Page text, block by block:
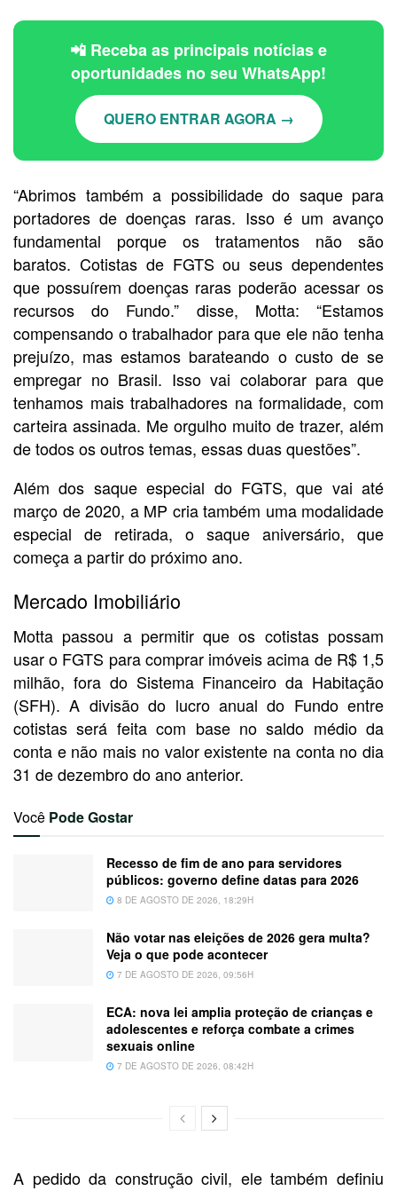
📲 Receba as principais notícias e
oportunidades no seu WhatsApp!
QUERO ENTRAR AGORA →
“Abrimos também a possibilidade do saque para
portadores de doenças raras. Isso é um avanço
fundamental porque os tratamentos não são
baratos. Cotistas de FGTS ou seus dependentes
que possuírem doenças raras poderão acessar os
recursos do Fundo.” disse, Motta: “Estamos
compensando o trabalhador para que ele não tenha
prejuízo, mas estamos barateando o custo de se
empregar no Brasil. Isso vai colaborar para que
tenhamos mais trabalhadores na formalidade, com
carteira assinada. Me orgulho muito de trazer, além
de todos os outros temas, essas duas questões”.
Além dos saque especial do FGTS, que vai até
março de 2020, a MP cria também uma modalidade
especial de retirada, o saque aniversário, que
começa a partir do próximo ano.
Mercado Imobiliário
Motta passou a permitir que os cotistas possam
usar o FGTS para comprar imóveis acima de R$ 1,5
milhão, fora do Sistema Financeiro da Habitação
(SFH). A divisão do lucro anual do Fundo entre
cotistas será feita com base no saldo médio da
conta e não mais no valor existente na conta no dia
31 de dezembro do ano anterior.
Você Pode Gostar
Recesso de fim de ano para servidores
públicos: governo define datas para 2026
8 DE AGOSTO DE 2026, 18:29H
Não votar nas eleições de 2026 gera multa?
Veja o que pode acontecer
7 DE AGOSTO DE 2026, 09:56H
ECA: nova lei amplia proteção de crianças e
adolescentes e reforça combate a crimes
sexuais online
7 DE AGOSTO DE 2026, 08:42H
A pedido da construção civil, ele também definiu